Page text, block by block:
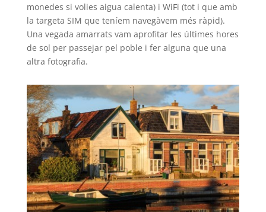
monedes si volies aigua calenta) i WiFi (tot i que amb
la targeta SIM que teníem navegàvem més ràpid).
Una vegada amarrats vam aprofitar les últimes hores
de sol per passejar pel poble i fer alguna que una
altra fotografia.